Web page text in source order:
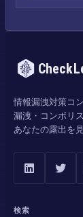
情報漏洩対策コ
漏洩・コンボリ
あなたの露出を
検索